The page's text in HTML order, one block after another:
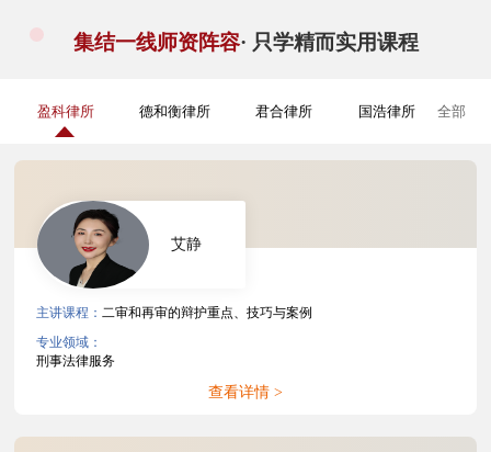
集结一线师资阵容· 只学精而实用课程
盈科律所 德和衡律所 君合律所 国浩律所 全部
主讲课程：二审和再审的辩护重点、技巧与案例
专业领域：
刑事法律服务
查看详情 >
艾静